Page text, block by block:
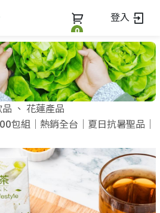
0
登入
、 花蓮產品
包組｜熱銷全台｜夏日抗暑聖品｜